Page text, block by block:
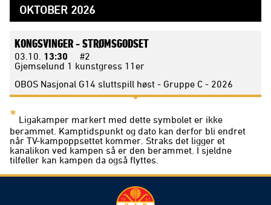
OKTOBER 2026
KONGSVINGER -STRØMSGODSET
03.10. 13:30
#2
Gjemselund 1 kunstgress 11er
OBOS Nasjonal G14 sluttspill høst - Gruppe C - 2026
* Ligakamper markert med dette symbolet er ikke
berammet. Kamptidspunkt og dato kan derfor bli endret
når TV-kampoppsettet kommer. Straks det ligger et
kanalikon ved kampen så er den berammet. I sjeldne
tilfeller kan kampen da også flyttes.